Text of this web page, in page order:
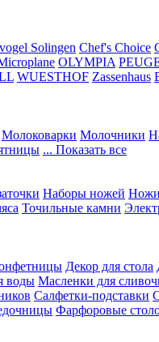
Solingen Chef's Choice
OLYMPIA
WUESTHOF Zassenhaus
Молоковарки Молочники
... Показать все
Наборы ножей Ножи
Точильные камни
Декор для стола
воды Масленки для
Салфетки-подставки
Фарфоровые